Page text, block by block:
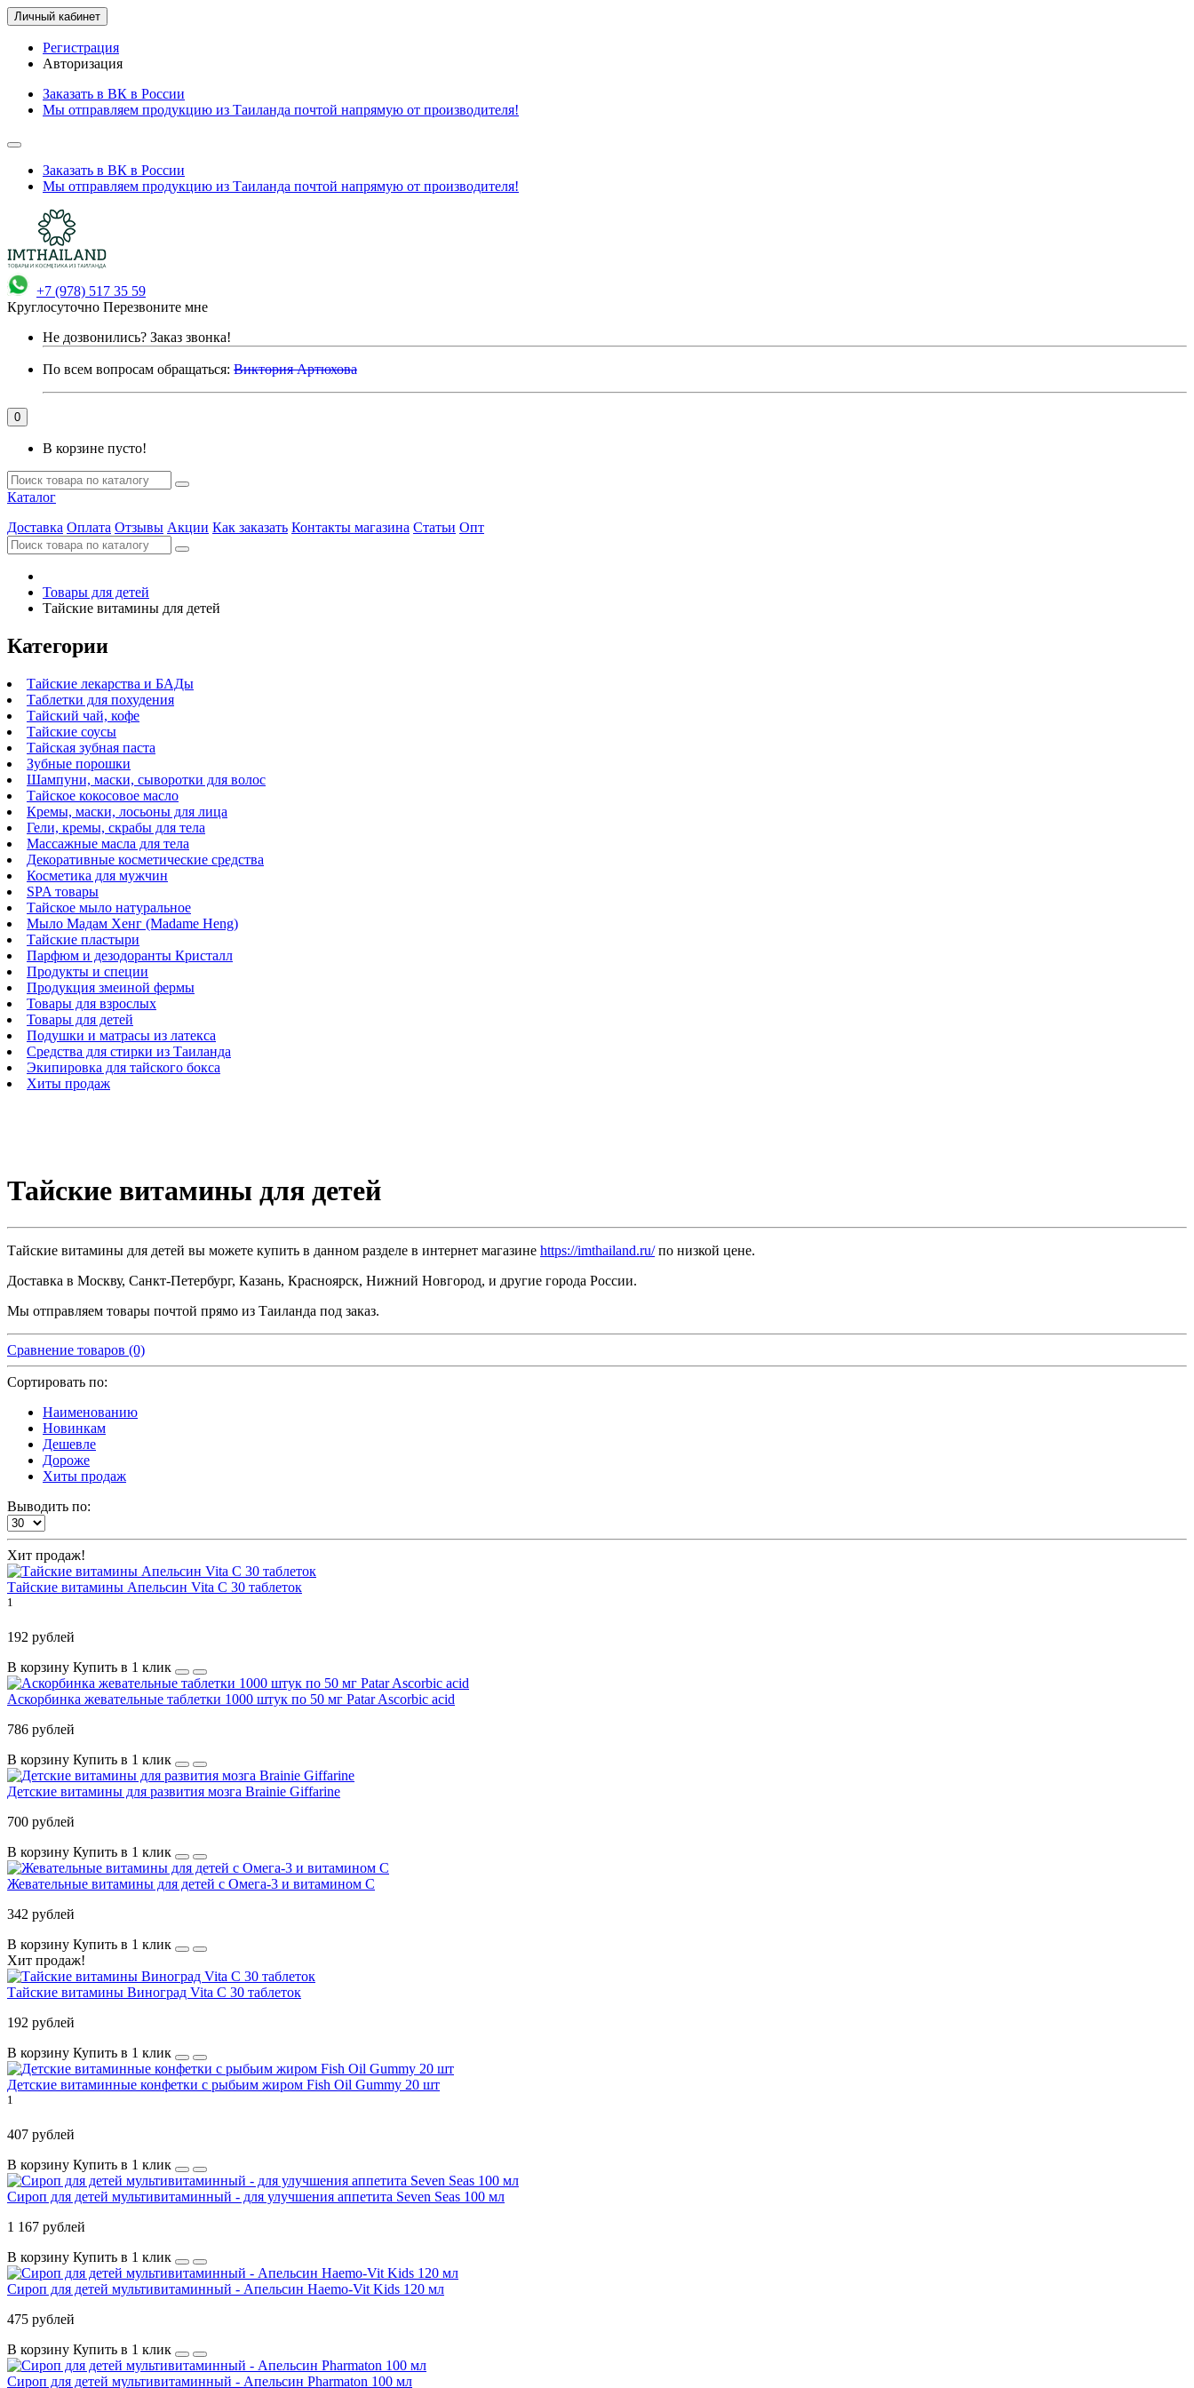
Личный кабинет
Регистрация
Авторизация
Заказать в ВК в России
Мы отправляем продукцию из Таиланда почтой напрямую от производителя!
Заказать в ВК в России
Мы отправляем продукцию из Таиланда почтой напрямую от производителя!
+7 (978) 517 35 59
Круглосуточно Перезвоните мне
Не дозвонились? Заказ звонка!
По всем вопросам обращаться: Виктория Артюхова
0
В корзине пусто!
Каталог
Доставка Оплата Отзывы Акции Как заказать Контакты магазина Статьи Опт
Товары для детей
Тайские витамины для детей
Категории
Тайские лекарства и БАДы
Таблетки для похудения
Тайский чай, кофе
Тайские соусы
Тайская зубная паста
Зубные порошки
Шампуни, маски, сыворотки для волос
Тайское кокосовое масло
Кремы, маски, лосьоны для лица
Гели, кремы, скрабы для тела
Массажные масла для тела
Декоративные косметические средства
Косметика для мужчин
SPA товары
Тайское мыло натуральное
Мыло Мадам Хенг (Madame Heng)
Тайские пластыри
Парфюм и дезодоранты Кристалл
Продукты и специи
Продукция змеиной фермы
Товары для взрослых
Товары для детей
Подушки и матрасы из латекса
Средства для стирки из Таиланда
Экипировка для тайского бокса
Хиты продаж
Тайские витамины для детей
Тайские витамины для детей вы можете купить в данном разделе в интернет магазине https://imthailand.ru/по низкой цене.
Доставка в Москву, Санкт-Петербург, Казань, Красноярск, Нижний Новгород, и другие города России.
Мы отправляем товары почтой прямо из Таиланда под заказ.
Сравнение товаров (0)
Сортировать по:
Наименованию
Новинкам
Дешевле
Дороже
Хиты продаж
Выводить по:
Хит продаж!
Тайские витамины Апельсин Vita C 30 таблеток
1
192 рублей
В корзину Купить в 1 клик
Аскорбинка жевательные таблетки 1000 штук по 50 мг Patar Ascorbic acid
786 рублей
В корзину Купить в 1 клик
Детские витамины для развития мозга Brainie Giffarine
700 рублей
В корзину Купить в 1 клик
Жевательные витамины для детей с Омега-3 и витамином С
342 рублей
В корзину Купить в 1 клик
Хит продаж!
Тайские витамины Виноград Vita C 30 таблеток
192 рублей
В корзину Купить в 1 клик
Детские витаминные конфетки с рыбьим жиром Fish Oil Gummy 20 шт
1
407 рублей
В корзину Купить в 1 клик
Сироп для детей мультивитаминный - для улучшения аппетита Seven Seas 100 мл
1 167 рублей
В корзину Купить в 1 клик
Сироп для детей мультивитаминный - Апельсин Haemo-Vit Kids 120 мл
475 рублей
В корзину Купить в 1 клик
Сироп для детей мультивитаминный - Апельсин Pharmaton 100 мл